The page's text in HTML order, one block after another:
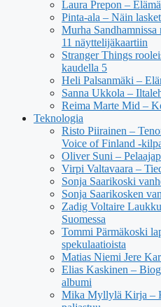
Laura Prepon –
Pinta-ala – Näin
Murha Sandhamnissa
11 näyttelijäkaartiin
Stranger Things
kaudella 5
Heli Palsanmäki –
Sanna Ukkola –
Reima Marte Mid –
Teknologia
Risto Piirainen –
Voice of Finland -
Oliver Suni –
Virpi Valtavaara –
Sonja Saarikoski
Sonja Saarikosken
Zadig Voltaire
Suomessa
Tommi Pärmäkoski
spekulaatioista
Matias Niemi Jere
Elias Kaskinen –
albumi
Mika Myllylä Kirja –